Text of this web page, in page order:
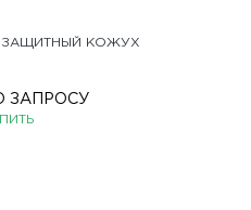
КОЖУХ
ЗАПРОСУ